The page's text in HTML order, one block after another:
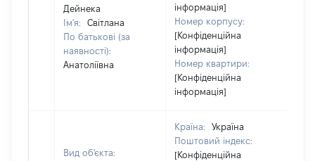
Дейнека
Ім'я:
Світлана
По батькові (за
наявності):
Анатоліївна
інформація]
Номер корпусу:
[Конфіденційна
інформація]
Номер квартири:
[Конфіденційна
інформація]
Вид об'єкта:
Країна:
Україна
Поштовий індекс:
[Конфіденційна